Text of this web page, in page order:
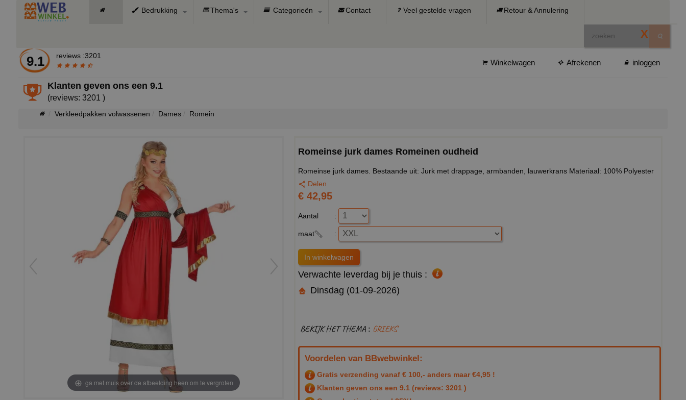
Bedrukking Thema's Categorieën Contact Veel gestelde vragen Retour & Annulering
X
9.1 reviews :3201
Winkelwagen Afrekenen inloggen
Klanten geven ons een9.1
(reviews: 3201 )
Verkleedpakken volwassenen Dames Romein
ga met muis over de afbeelding heen om te vergroten
Romeinse jurk dames Romeinen oudheid
Romeinse jurk dames. Bestaande uit: Jurk met drappage, armbanden, lauwerkrans Materiaal: 100% Polyester
Delen
€ 42,95
Aantal :
maat :
Verwachte leverdag bij je thuis :
Dinsdag (01-09-2026)
BEKIJK HET THEMA : GRIEKS
Voordelen van BBwebwinkel:
Gratis verzending vanaf € 100,- anders maar €4,95 !
Klanten geven ons een 9.1 (reviews: 3201 )